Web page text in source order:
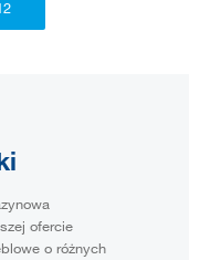
ofercie
o różnych